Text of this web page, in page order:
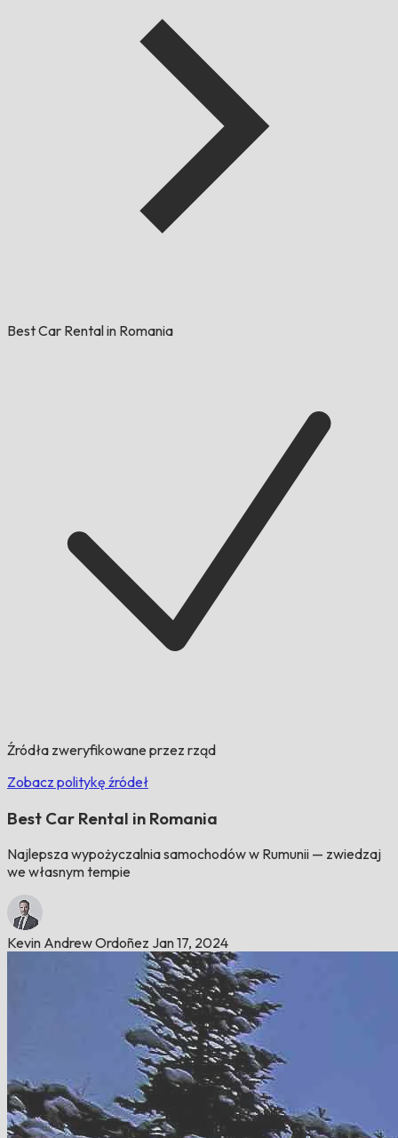
Best Car Rental in Romania
Źródła zweryfikowane przez rząd
Zobacz politykę źródeł
Best Car Rental in Romania
Najlepsza wypożyczalnia samochodów w Rumunii — zwiedzaj
we własnym tempie
Kevin Andrew Ordoñez Jan 17, 2024